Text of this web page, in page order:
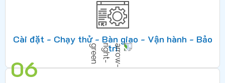
Cài đặt - Chạy thử - Bàn giao - Vận hành - Bảo
trì
06